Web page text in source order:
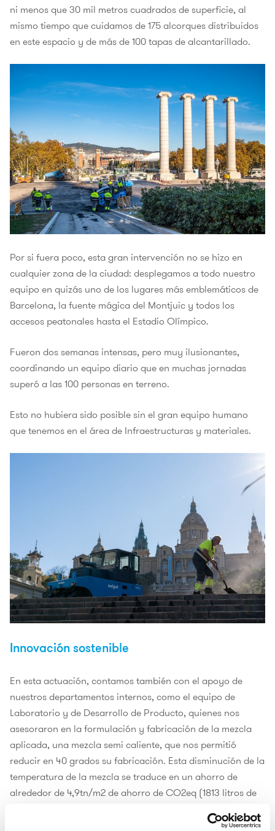
ni menos que 30 mil metros cuadrados de superficie, al
mismo tiempo que cuidamos de 175 alcorques distribuidos
en este espacio y de más de 100 tapas de alcantarillado.
Por si fuera poco, esta gran intervención no se hizo en
cualquier zona de la ciudad: desplegamos a todo nuestro
equipo en quizás uno de los lugares más emblemáticos de
Barcelona, la fuente mágica del Montjuic y todos los
accesos peatonales hasta el Estadio Olímpico.
Fueron dos semanas intensas, pero muy ilusionantes,
coordinando un equipo diario que en muchas jornadas
superó a las 100 personas en terreno.
Esto no hubiera sido posible sin el gran equipo humano
que tenemos en el área de Infraestructuras y materiales.
Innovación sostenible
En esta actuación, contamos también con el apoyo de
nuestros departamentos internos, como el equipo de
Laboratorio y de Desarrollo de Producto, quienes nos
asesoraron en la formulación y fabricación de la mezcla
aplicada, una mezcla semi caliente, que nos permitió
reducir en 40 grados su fabricación. Esta disminución de la
temperatura de la mezcla se traduce en un ahorro de
alrededor de 4,9tn/m2 de ahorro de CO2eq (1813 litros de